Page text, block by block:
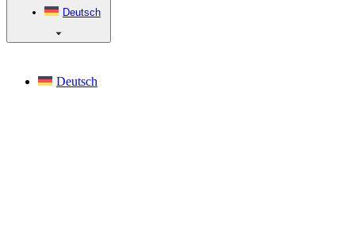
Deutsch
Deutsch